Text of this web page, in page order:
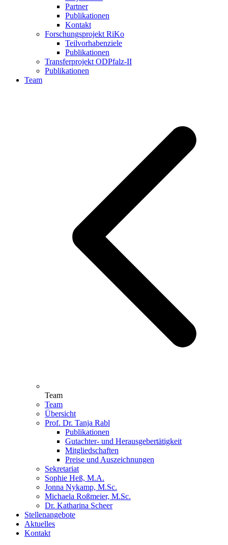
Partner
Publikationen
Kontakt
Forschungsprojekt RiKo
Teilvorhabenziele
Publikationen
Transferprojekt ODPfalz-II
Publikationen
Team
Team
Team
Übersicht
Prof. Dr. Tanja Rabl
Publikationen
Gutachter- und Herausgebertätigkeit
Mitgliedschaften
Preise und Auszeichnungen
Sekretariat
Sophie Heß, M.A.
Jonna Nykamp, M.Sc.
Michaela Roßmeier, M.Sc.
Dr. Katharina Scheer
Stellenangebote
Aktuelles
Kontakt